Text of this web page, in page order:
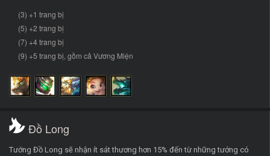
(3) +1 trang bị
(5) +2 trang bị
(7) +4 trang bị
(9) +5 trang bị, gồm cả Vương Miện
Đồ Long
Tướng Đồ Long sẽ nhận ít sát thương hơn 15% đến từ những tướng có